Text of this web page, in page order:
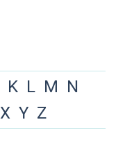
K L M N
X Y Z